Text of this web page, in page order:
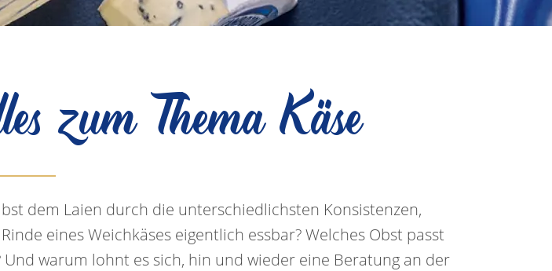
België (Nederlands)
zum Thema Käse
dem Laien durch die unterschiedlichsten Konsistenzen,
eines Weichkäses eigentlich essbar? Welches Obst passt
warum lohnt es sich, hin und wieder eine Beratung an der